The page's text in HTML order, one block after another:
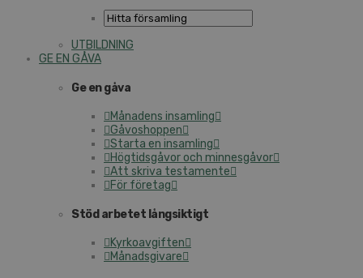
UTBILDNING
GE EN GÅVA
Ge en gåva
Månadens insamling
Gåvoshoppen
Starta en insamling
Högtidsgåvor och minnesgåvor
Att skriva testamente
För företag
Stöd arbetet långsiktigt
Kyrkoavgiften
Månadsgivare